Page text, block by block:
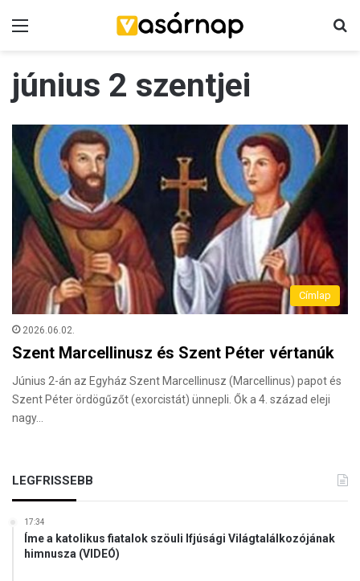
június 2 szentjei
Címlap
2026.06.02.
Szent Marcellinusz és Szent Péter vértanúk
Június 2-án az Egyház Szent Marcellinusz (Marcellinus) papot és
Szent Péter ördögűzőt (exorcistát) ünnepli. Ők a 4. század eleji
nagy…
LEGFRISSEBB
17:34
Íme a katolikus fiatalok szöuli Ifjúsági Világtalálkozójának
himnusza (VIDEÓ)